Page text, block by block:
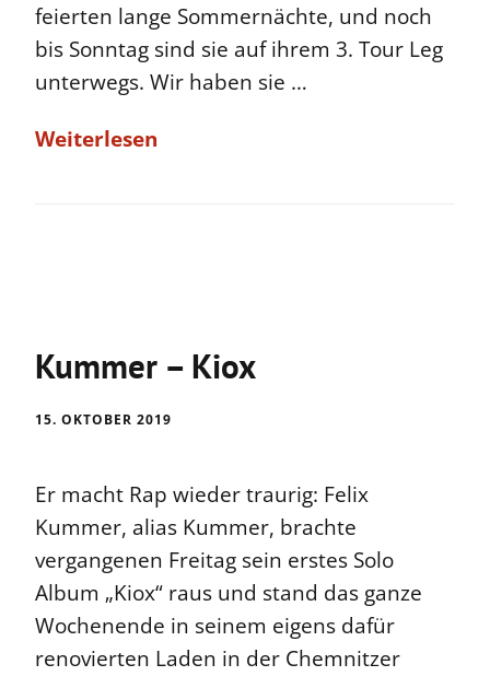
feierten lange Sommernächte, und noch
bis Sonntag sind sie auf ihrem 3. Tour Leg
unterwegs. Wir haben sie …
Weiterlesen
Kummer – Kiox
15. OKTOBER 2019
Er macht Rap wieder traurig: Felix
Kummer, alias Kummer, brachte
vergangenen Freitag sein erstes Solo
Album „Kiox“ raus und stand das ganze
Wochenende in seinem eigens dafür
renovierten Laden in der Chemnitzer